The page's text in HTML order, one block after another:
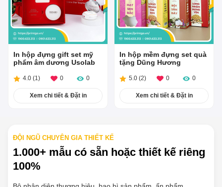
In hộp đựng gift set mỹ
phẩm âm dương Usolab
4.0 (1) 0 0
Xem chi tiết & Đặt in
In hộp mềm đựng set quà
tặng Dũng Hương
5.0 (2) 0 0
Xem chi tiết & Đặt in
ĐỘI NGŨ CHUYÊN GIA THIẾT KẾ
1.000+ mẫu có sẵn hoặc thiết kế riêng
100%